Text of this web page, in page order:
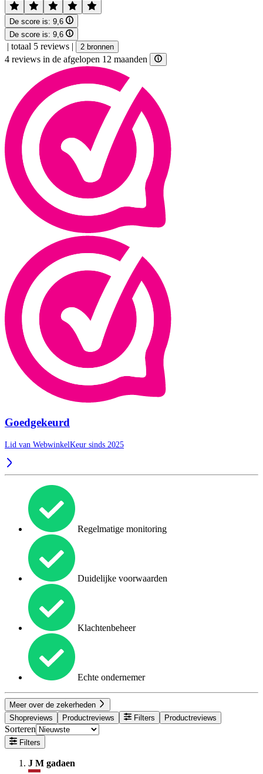
De score is: 9,6
De score is: 9,6
| totaal 5 reviews | 2 bronnen
4 reviews in de afgelopen 12 maanden
Goedgekeurd
Lid van WebwinkelKeur sinds 2025
Regelmatige monitoring
Duidelijke voorwaarden
Klachtenbeheer
Echte ondernemer
Meer over de zekerheden
Shopreviews
Productreviews Filters Productreviews
Sorteren
Filters
J M gadaen